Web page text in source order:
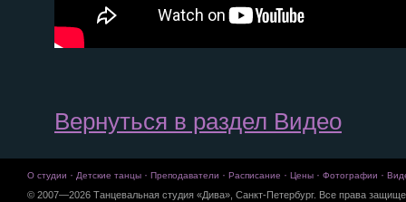
Вернуться в раздел Видео
О студии · Детские танцы · Преподаватели · Расписание · Цены · Фотографии ·
© 2007—2026 Танцевальная студия «Дива», Санкт-Петербург. Все права